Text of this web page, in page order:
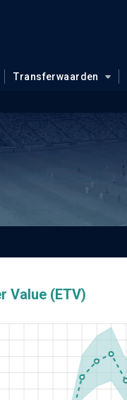
Transferwaarden
Value (ETV)